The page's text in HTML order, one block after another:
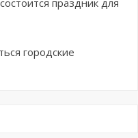
праздник для
городские